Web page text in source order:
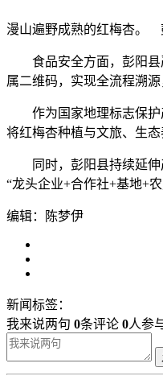
漫山遍野成熟的红梅杏。
食品安全方面，彭阳县严
属二维码，实现全流程溯
作为国家地理标志保护产
将红梅杏种植与文旅、生
同时，彭阳县持续延伸产
“龙头企业+合作社+基地+
编辑：陈梦伊
新闻标签：
我来说两句 0条评论 0人参